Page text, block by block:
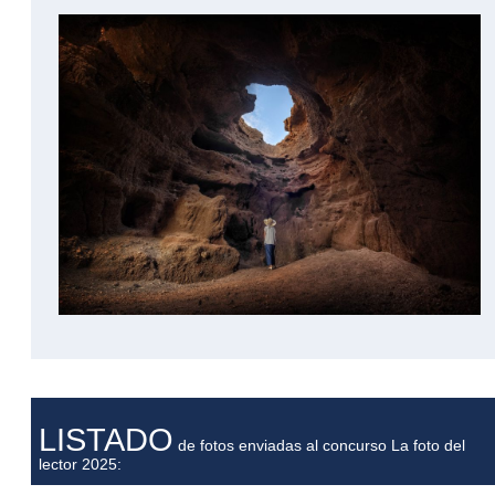
LISTADO de fotos enviadas al concurso La foto del
lector 2025: